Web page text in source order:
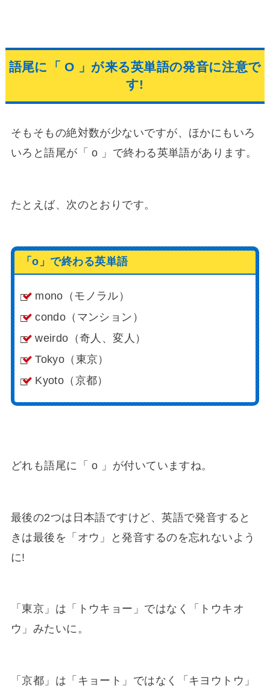
語尾に「 O 」が来る英単語の発音に注意で
す!
そもそもの絶対数が少ないですが、ほかにもいろ
いろと語尾が「 o 」で終わる英単語があります。
たとえば、次のとおりです。
「o」で終わる英単語
mono（モノラル）
condo（マンション）
weirdo（奇人、変人）
Tokyo（東京）
Kyoto（京都）
どれも語尾に「 o 」が付いていますね。
最後の2つは日本語ですけど、英語で発音すると
きは最後を「オウ」と発音するのを忘れないよう
に!
「東京」は「トウキョー」ではなく「トウキオ
ウ」みたいに。
「京都」は「キョート」ではなく「キヨウトウ」